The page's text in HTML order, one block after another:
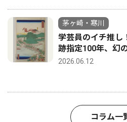
茅ヶ崎・寒川
学芸員のイチ推
跡指定100年、幻
2026.06.12
コラム一